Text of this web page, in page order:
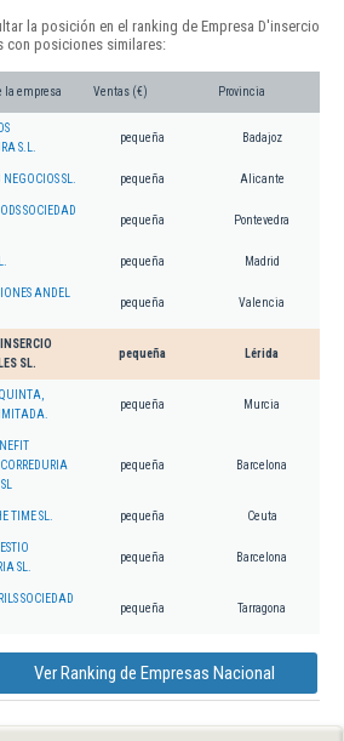
la posición en el ranking de Empresa D'insercio
con posiciones similares:
la empresa Ventas (€) Provincia
S.L.
pequeña Badajoz
SL. pequeña Alicante
SOCIEDAD
pequeña Pontevedra
pequeña Madrid
ANDEL
pequeña Valencia
SL.
pequeña Lérida
pequeña Murcia
pequeña Barcelona
TIME SL. pequeña Ceuta
SL.
pequeña Barcelona
SOCIEDAD
pequeña Tarragona
Ver Ranking de Empresas Nacional